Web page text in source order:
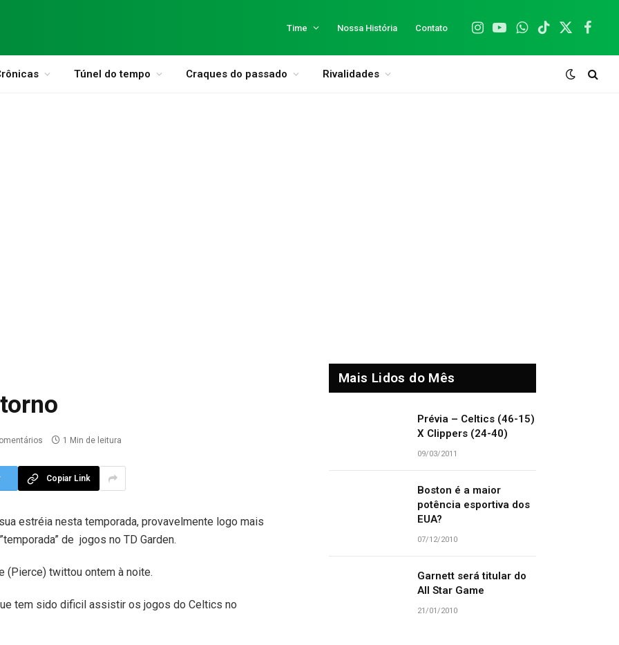
Time Nossa História Contato
Instagram
YouTubeWhatsApp
TikTok
X
Túnel do tempo Craques do passado Rivalidades
1 Min de leitura
Copiar Link
estréia nesta temporada, provavelmente logo mais
de jogos no TD Garden.
(Pierce) twittou ontem à noite.
tem sido dificil assistir os jogos do Celtics no
Mais Lidos do Mês
Prévia – Celtics (46-15)
X Clippers (24-40)
09/03/2011
Boston é a maior
potência esportiva dos
EUA?
07/12/2010
Garnett será titular do
All Star Game
21/01/2010